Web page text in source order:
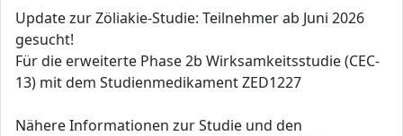
Update zur Zöliakie-Studie: Teilnehmer ab Juni 2026
gesucht!
Für die erweiterte Phase 2b Wirksamkeitsstudie (CEC-
13) mit dem Studienmedikament ZED1227
Nähere Informationen zur Studie und den